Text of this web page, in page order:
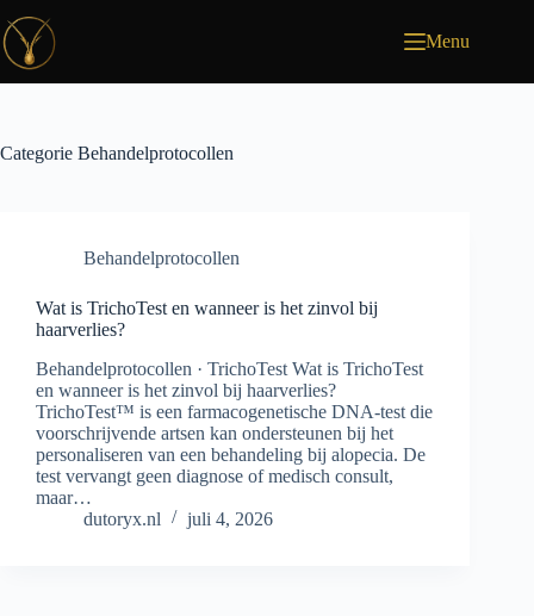
naar
de
inhoud
Menu
Categorie Behandelprotocollen
Behandelprotocollen
Wat is TrichoTest en wanneer is het zinvol bij
haarverlies?
Behandelprotocollen · TrichoTest Wat is TrichoTest
en wanneer is het zinvol bij haarverlies?
TrichoTest™ is een farmacogenetische DNA-test die
voorschrijvende artsen kan ondersteunen bij het
personaliseren van een behandeling bij alopecia. De
test vervangt geen diagnose of medisch consult,
maar…
dutoryx.nl
juli 4, 2026